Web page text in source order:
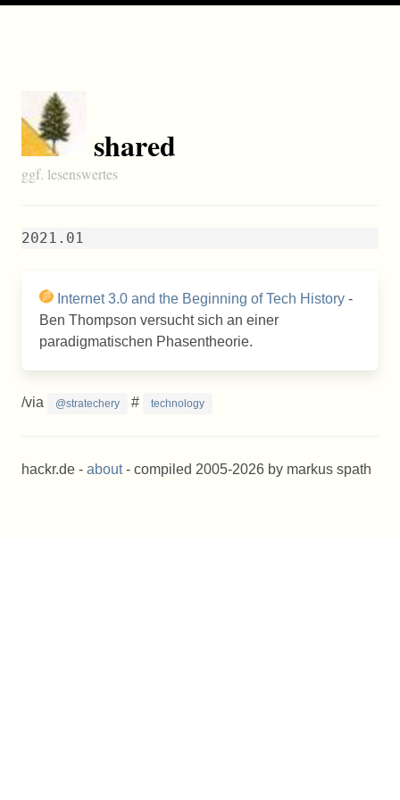
shared
ggf. lesenswertes
2021.01
Internet 3.0 and the Beginning of Tech History -
Ben Thompson versucht sich an einer
paradigmatischen Phasentheorie.
/via @stratechery # technology
hackr.de - about- compiled 2005-2026 by markus spath